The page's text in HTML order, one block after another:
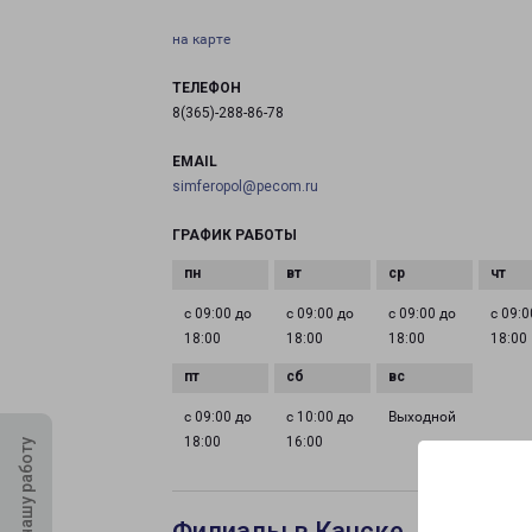
на карте
ТЕЛЕФОН
8(365)-288-86-78
EMAIL
simferopol@pecom.ru
ГРАФИК РАБОТЫ
с 09:00 до
18:00
с 09:00 до
18:00
с 09:00 до
18:00
с
18:00
с 09:00 до
18:00
с 10:00 до
16:00
Выходной